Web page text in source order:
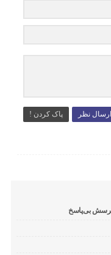
ارسال نظر پاک کردن !
پرسش بی‌پاسخ